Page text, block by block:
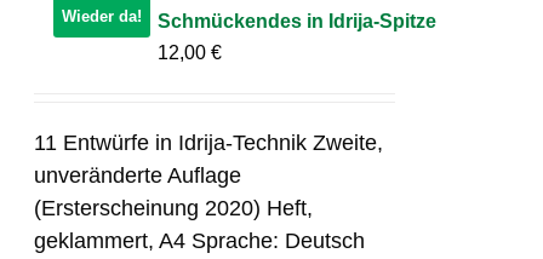
Wieder da!
Schmückendes in Idrija-Spitze
12,00€
11 Entwürfe in Idrija-Technik Zweite,
unveränderte Auflage
(Ersterscheinung 2020) Heft,
geklammert, A4 Sprache: Deutsch